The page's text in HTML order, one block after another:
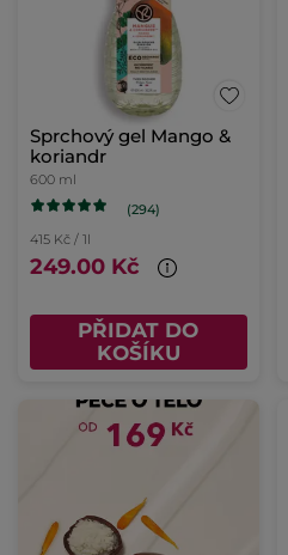
Sprchový gel Mango &
koriandr
600 ml
(294)
415 Kč / 1l
249.00 Kč
PŘIDAT DO
KOŠÍKU